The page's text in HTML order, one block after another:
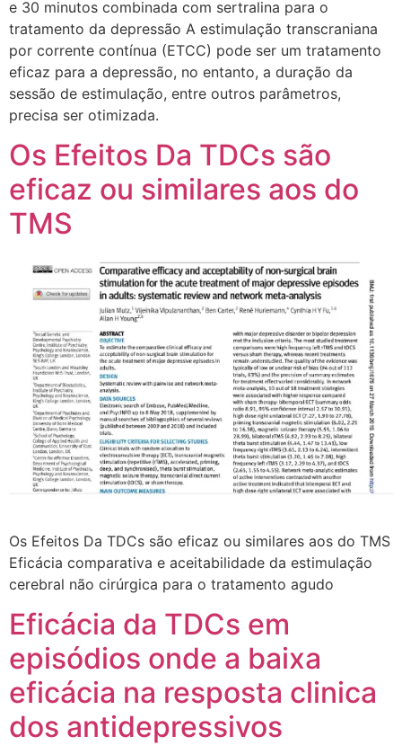
e 30 minutos combinada com sertralina para o
tratamento da depressão A estimulação transcraniana
por corrente contínua (ETCC) pode ser um tratamento
eficaz para a depressão, no entanto, a duração da
sessão de estimulação, entre outros parâmetros,
precisa ser otimizada.
Os Efeitos Da TDCs são
eficaz ou similares aos do
TMS
Os Efeitos Da TDCs são eficaz ou similares aos do TMS
Eficácia comparativa e aceitabilidade da estimulação
cerebral não cirúrgica para o tratamento agudo
Eficácia da TDCs em
episódios onde a baixa
eficácia na resposta clinica
dos antidepressivos